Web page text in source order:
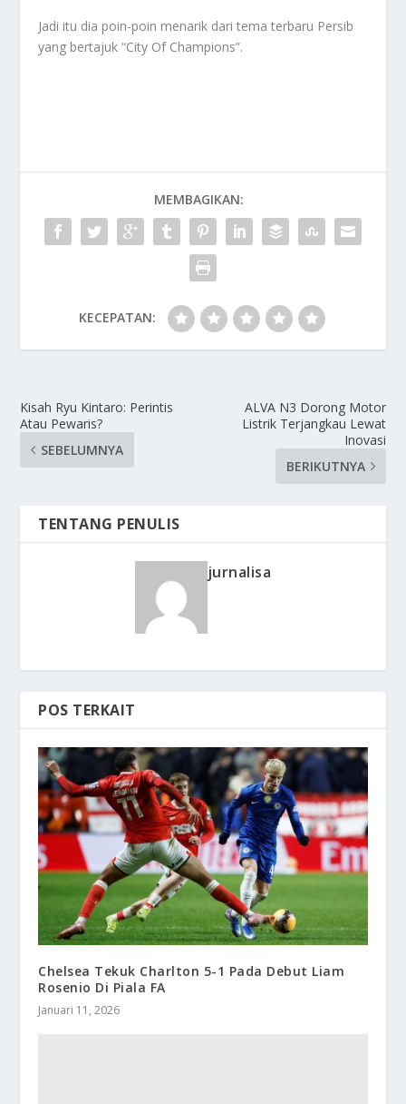
Jadi itu dia poin-poin menarik dari tema terbaru Persib
yang bertajuk“City Of Champions”.
MEMBAGIKAN:
KECEPATAN:
Kisah Ryu Kintaro: Perintis
Atau Pewaris?
SEBELUMNYA
ALVA N3 Dorong Motor
Listrik Terjangkau Lewat
Inovasi
BERIKUTNYA
TENTANG PENULIS
jurnalisa
POS TERKAIT
Chelsea Tekuk Charlton 5-1 Pada Debut Liam
Rosenio Di Piala FA
Januari 11, 2026